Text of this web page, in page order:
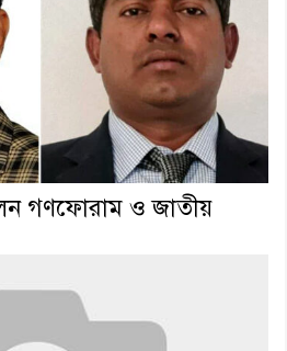
গণফোরাম ও জাতীয়